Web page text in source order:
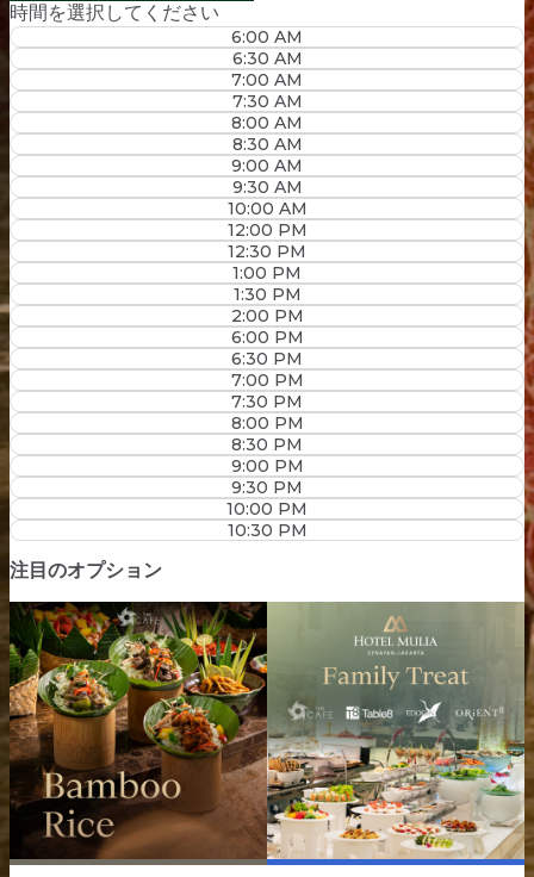
時間を選択してください
6:00 AM
6:30 AM
7:00 AM
7:30 AM
8:00 AM
8:30 AM
9:00 AM
9:30 AM
10:00 AM
12:00 PM
12:30 PM
1:00 PM
1:30 PM
2:00 PM
6:00 PM
6:30 PM
7:00 PM
7:30 PM
8:00 PM
8:30 PM
9:00 PM
9:30 PM
10:00 PM
10:30 PM
注目のオプション